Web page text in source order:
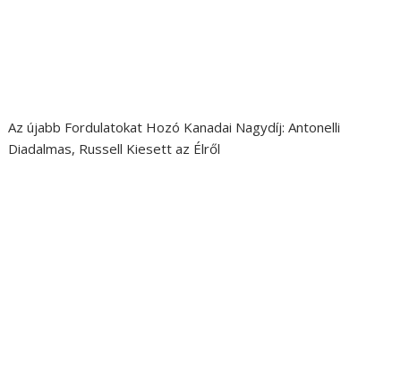
Az újabb Fordulatokat Hozó Kanadai Nagydíj: Antonelli
Diadalmas, Russell Kiesett az Élről